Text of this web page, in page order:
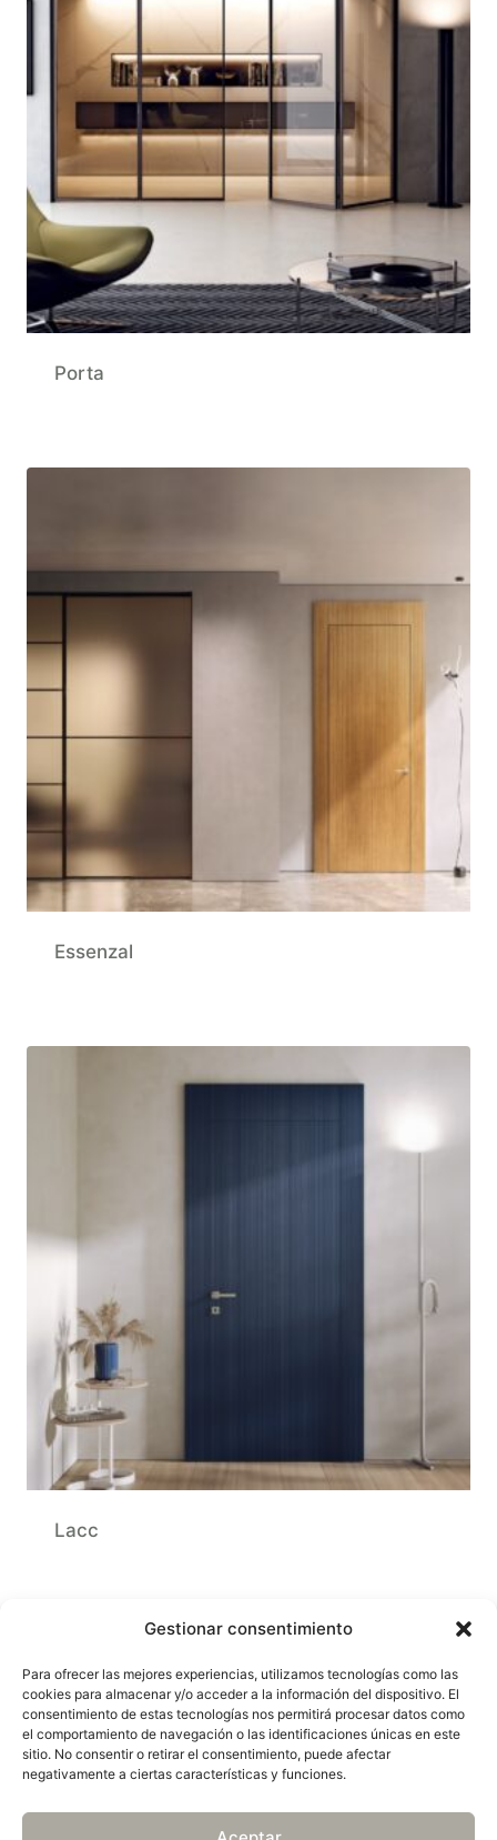
Gestionar consentimiento
Para ofrecer las mejores experiencias, utilizamos tecnologías como las
cookies para almacenar y/o acceder a la información del dispositivo. El
consentimiento de estas tecnologías nos permitirá procesar datos como
el comportamiento de navegación o las identificaciones únicas en este
sitio. No consentir o retirar el consentimiento, puede afectar
negativamente a ciertas características y funciones.
Porta
Essenzal
Lacc
© 2026 Sadiro Decoración
Política de privacidad
Política de cookies (UE)